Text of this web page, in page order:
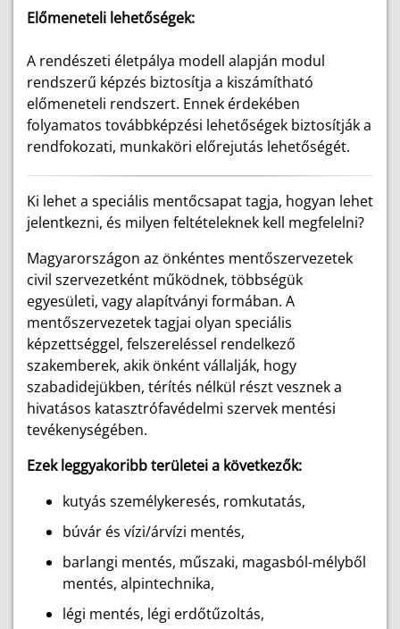
Előmeneteli lehetőségek:
A rendészeti életpálya modell alapján modul
rendszerű képzés biztosítja a kiszámítható
előmeneteli rendszert. Ennek érdekében
folyamatos továbbképzési lehetőségek biztosítják a
rendfokozati, munkaköri előrejutás lehetőségét.
Ki lehet a speciális mentőcsapat tagja, hogyan lehet
jelentkezni, és milyen feltételeknek kell megfelelni?
Magyarországon az önkéntes mentőszervezetek
civil szervezetként működnek, többségük
egyesületi, vagy alapítványi formában. A
mentőszervezetek tagjai olyan speciális
képzettséggel, felszereléssel rendelkező
szakemberek, akik önként vállalják, hogy
szabadidejükben, térítés nélkül részt vesznek a
hivatásos katasztrófavédelmi szervek mentési
tevékenységében.
Ezek leggyakoribb területei a következők:
kutyás személykeresés, romkutatás,
búvár és vízi/árvízi mentés,
barlangi mentés, műszaki, magasból-mélyből
mentés, alpintechnika,
légi mentés, légi erdőtűzoltás,